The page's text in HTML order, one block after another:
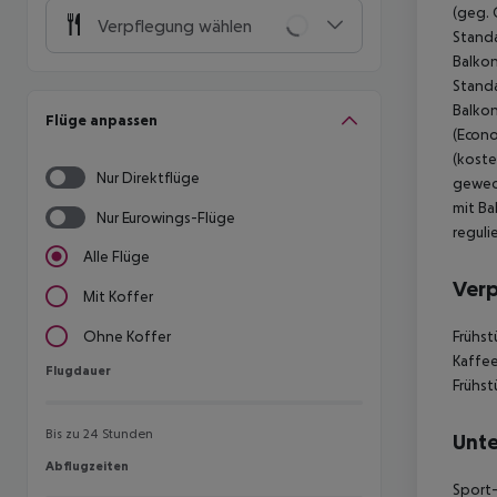
Verpflegung wählen
Flüge anpassen
Nur Direktflüge
Nur Eurowings-Flüge
Alle Flüge
Mit Koffer
Ohne Koffer
Flugdauer
Flugdauer
Bis zu 24 Stunden
Abflugzeiten
Abflugzeiten
(geg.
mit